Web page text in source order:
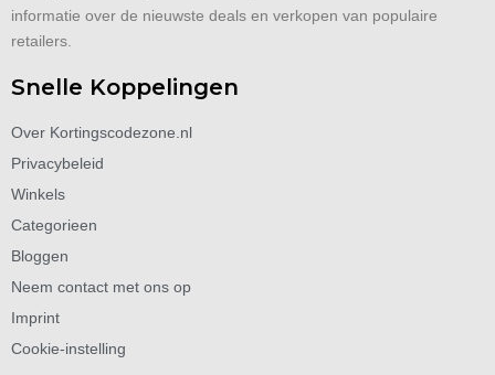
informatie over de nieuwste deals en verkopen van populaire
retailers.
Snelle Koppelingen
Over Kortingscodezone.nl
Privacybeleid
Winkels
Categorieen
Bloggen
Neem contact met ons op
Imprint
Cookie-instelling